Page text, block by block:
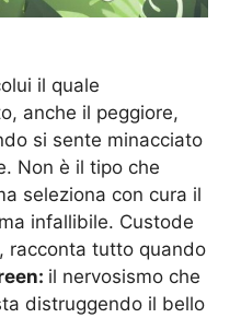
il quale
anche il peggiore,
si sente minacciato
Non è il tipo che
seleziona con cura il
infallibile. Custode
racconta tutto quando
il nervosismo che
distruggendo il bello